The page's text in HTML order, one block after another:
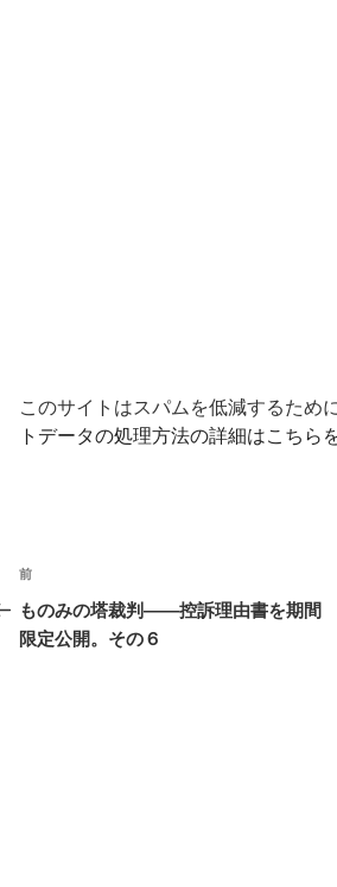
このサイトはスパムを低減するため
トデータの処理方法の詳細はこちら
投
稿
ナ
前
の
投
前
ものみの塔裁判——控訴理由書を期間
限定公開。その６